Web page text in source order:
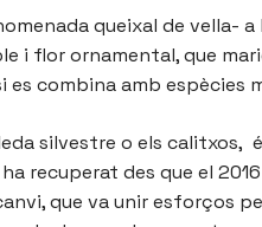
queixal de vella- a
i flor ornamental, que
combina amb espècies
silvestre o els calitxos,
recuperat des que el
que va unir esforços